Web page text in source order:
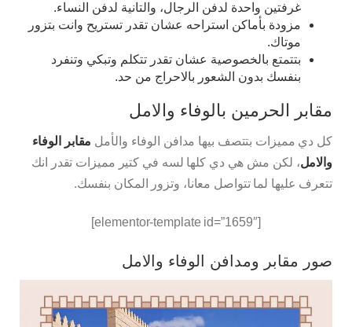
غرفتين واحدة لدفن الرجال، والتانية لدفن النساء.
مزودة بأماكن استراحه عشان تقدر تستريح وانت بتزور
موتاك.
بتتمتع بالخصوصية عشان تقدر تتكلم وتبكي وتنفرد
بنفسك بدون الشعور بالاحراج من حد.
مقابر الحرمين بالوفاء والامل
كل دي مميزات بتتصف بيها مدافن الوفاء والأمل مقابر الوفاء
والامل، لكن مش هي دي كلها لسه في كتير مميزات تقدر انك
تتعرف عليها لما تتواصل معانا، وتزور المكان بنفسك.
[elementor-template id=”1659″]
صور مقابر ومدافن الوفاء والامل